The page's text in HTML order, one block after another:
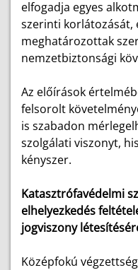
elfogadja egyes
szerinti korlátozását,
meghatározottak
nemzetbiztonsági
Az előírások
felsorolt
is szabadon
szolgálati viszonyt,
kényszer.
Katasztrófavédelmi
elhelyezkedés
jogviszony
Középfokú